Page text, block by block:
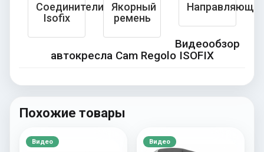
Соединители
Isofix
Якорный
ремень
Видеообзор
автокресла Cam Regolo ISOFIX
Похожие товары
Видео Видео